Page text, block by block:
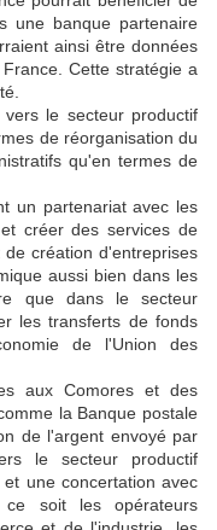
une banque partenaire
ainsi être données
Cette stratégie a
le secteur productif
de réorganisation du
qu'en termes de
un partenariat avec les
créer des services de
création d'entreprises
aussi bien dans les
que dans le secteur
les transferts de fonds
de l'Union des
aux Comores et des
la Banque postale
de l'argent envoyé par
le secteur productif
une concertation avec
ce soit les opérateurs